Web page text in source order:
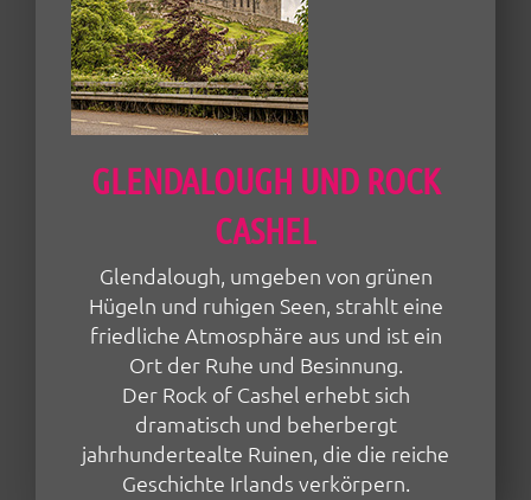
GLENDALOUGH UND ROCK
CASHEL
Glendalough, umgeben von grünen
Hügeln und ruhigen Seen, strahlt eine
friedliche Atmosphäre aus und ist ein
Ort der Ruhe und Besinnung.
Der Rock of Cashel erhebt sich
dramatisch und beherbergt
jahrhundertealte Ruinen, die die reiche
Geschichte Irlands verkörpern.